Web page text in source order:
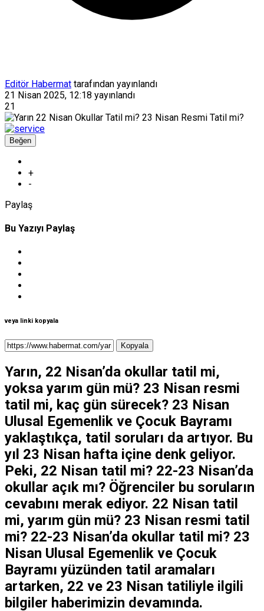
Editör Habermat tarafından yayınlandı
21 Nisan 2025, 12:18 yayınlandı
21
Beğen
+
-
Paylaş
Bu Yazıyı Paylaş
veya linki kopyala
Kopyala
Yarın, 22 Nisan’da okullar tatil mi,
yoksa yarım gün mü? 23 Nisan resmi
tatil mi, kaç gün sürecek? 23 Nisan
Ulusal Egemenlik ve Çocuk Bayramı
yaklaştıkça, tatil soruları da artıyor. Bu
yıl 23 Nisan hafta içine denk geliyor.
Peki, 22 Nisan tatil mi? 22-23 Nisan’da
okullar açık mı? Öğrenciler bu soruların
cevabını merak ediyor. 22 Nisan tatil
mi, yarım gün mü? 23 Nisan resmi tatil
mi? 22-23 Nisan’da okullar tatil mi? 23
Nisan Ulusal Egemenlik ve Çocuk
Bayramı yüzünden tatil aramaları
artarken, 22 ve 23 Nisan tatiliyle ilgili
bilgiler haberimizin devamında.